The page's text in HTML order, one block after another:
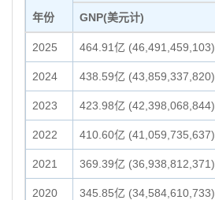
年份 GNP(美元计)
2025 464.91亿 (46,491,459,103)
2024 438.59亿 (43,859,337,820)
2023 423.98亿 (42,398,068,844)
2022 410.60亿 (41,059,735,637)
2021 369.39亿 (36,938,812,371)
2020 345.85亿 (34,584,610,733)